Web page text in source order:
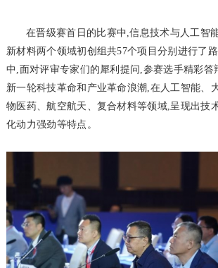
在晋级赛首日的比赛中,信息技术与人工智
新材料两个领域初创组共57个项目分别进行了
中,面对评审专家们的犀利提问,参赛选手精彩答
新一轮科技革命和产业革命浪潮,在人工智能、
物医药、航空航天、复合材料等领域,呈现出技
化动力强劲等特点。